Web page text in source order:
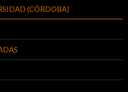
(CÓRDOBA)